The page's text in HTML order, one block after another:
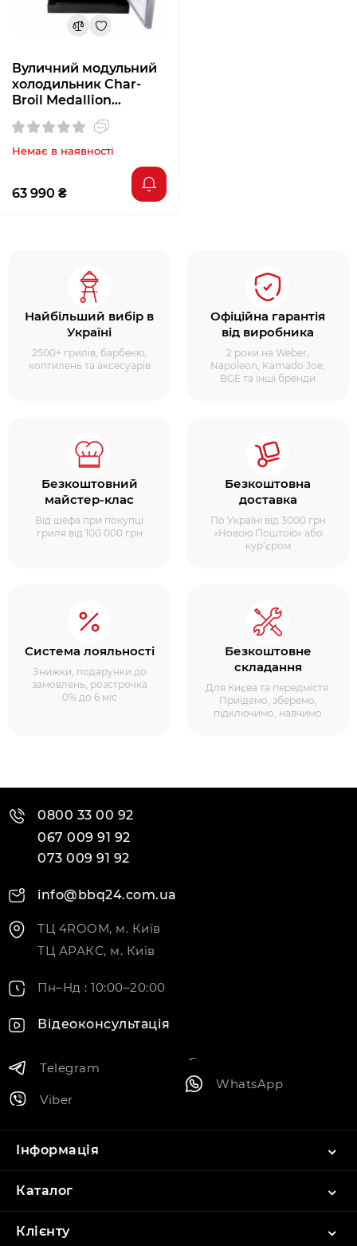
Вуличний модульний
холодильник Char-
Broil Medallion
Немає в наявності
63 990 ₴
Найбільший вибір в
Україні
2500+ грилів, барбекю,
коптилень та аксесуарів
Офіційна гарантія
від виробника
2 роки на Weber,
Napoleon, Kamado Joe,
BGE та інші бренди
Безкоштовний
майстер-клас
Від шефа при покупці
гриля від 100 000 грн
Безкоштовна
доставка
По Україні від 3000 грн
«Новою Поштою» або
кур’єром
Система лояльності
Знижки, подарунки до
замовлень, розстрочка
0% до 6 міс
Безкоштовне
складання
Для Києва та передмістя.
Приїдемо, зберемо,
підключимо, навчимо
0800 33 00 92
067 009 91 92
073 009 91 92
info@bbq24.com.ua
ТЦ 4ROOM, м. Київ
ТЦ АРАКС, м. Київ
Пн–Нд : 10:00–20:00
Відеоконсультація
Telegram
Viber
WhatsApp
Інформація
Каталог
Клієнту